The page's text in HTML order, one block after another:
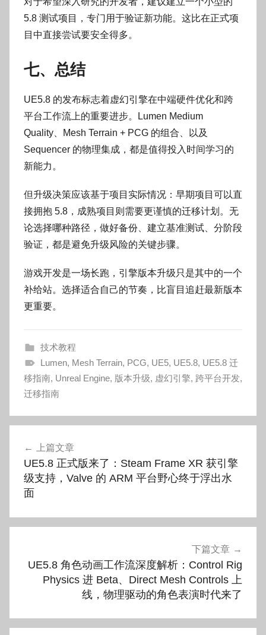
5.8 测试项目，专门用于验证新功能。这比在正式项
目中直接尝试要安全得多。
七、总结
UE5.8 的发布标志着虚幻引擎在中端硬件优化和跨
平台工作流上的重要进步。Lumen Medium
Quality、Mesh Terrain + PCG 的组合、以及
Sequencer 的物理集成，都是值得投入时间学习的
新能力。
但升级决策应该基于项目实际情况：早期项目可以直
接拥抱 5.8，成熟项目则需要更谨慎的迁移计划。无
论选择哪种路径，做好备份、建立基准测试、分阶段
验证，都是避免升级风险的关键步骤。
游戏开发是一场长跑，引擎版本升级只是其中的一个
补给站。选择适合自己的节奏，比盲目追赶最新版本
更重要。
技术教程
Lumen, Mesh Terrain, PCG, UE5, UE5.8, UE5.8 迁
移指南, Unreal Engine, 版本升级, 虚幻引擎, 跨平台开发,
迁移指南
导
上篇文章
UE5.8 正式版来了：Steam Frame XR 获引擎
级支持，Valve 的 ARM 平台野心终于浮出水
面
下篇文章
UE5.8 角色动画工作流深度解析：Control Rig
Physics 进 Beta、Direct Mesh Controls 上
线，物理驱动的角色表演时代来了